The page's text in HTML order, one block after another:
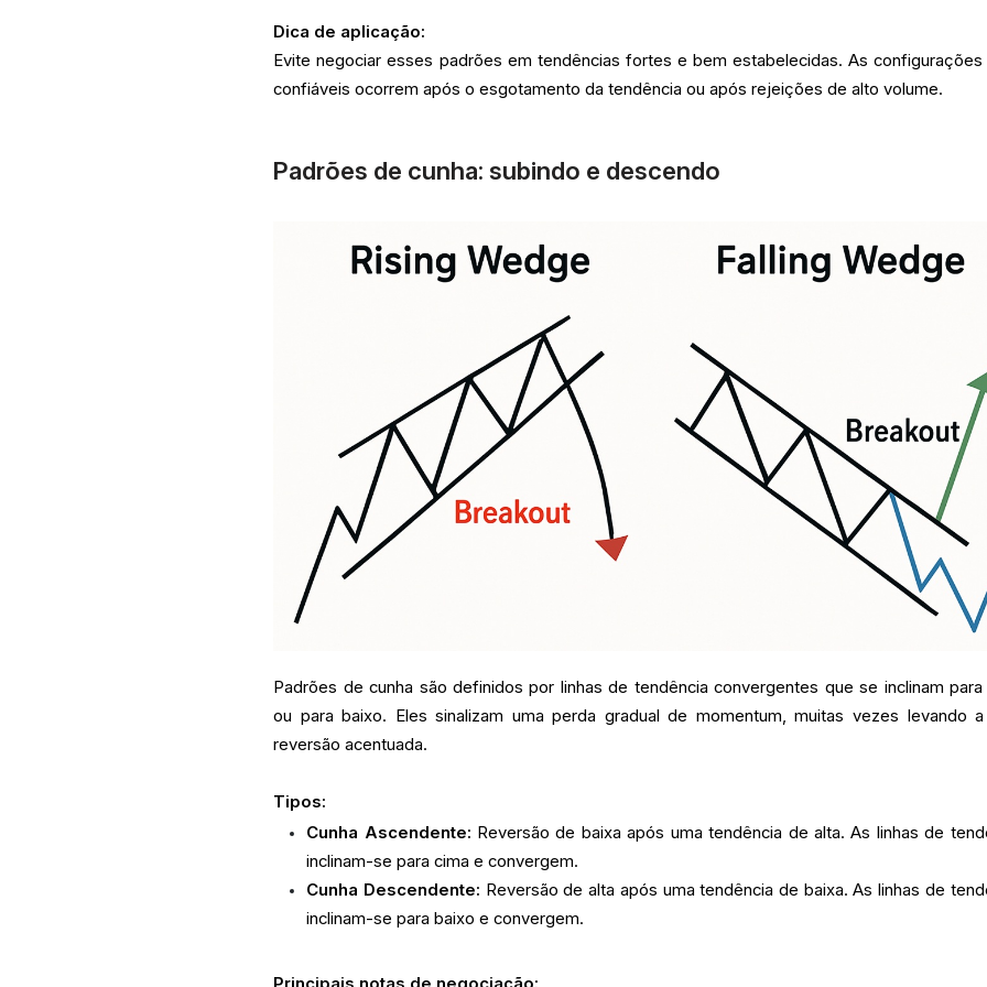
Dica de aplicação:
Evite negociar esses padrões em tendências fortes e bem estabelecidas. As configurações
confiáveis ocorrem após o esgotamento da tendência ou após rejeições de alto volume.
Padrões de cunha: subindo e descendo
Padrões de cunha são definidos por linhas de tendência convergentes que se inclinam para
ou para baixo. Eles sinalizam uma perda gradual de momentum, muitas vezes levando
reversão acentuada.
Tipos:
Cunha Ascendente: Reversão de baixa após uma tendência de alta. As linhas de
inclinam-se para cima e convergem.
Cunha Descendente: Reversão de alta após uma tendência de baixa. As linhas de
inclinam-se para baixo e convergem.